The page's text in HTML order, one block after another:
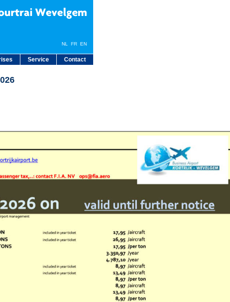
Service Contact
NL FR EN